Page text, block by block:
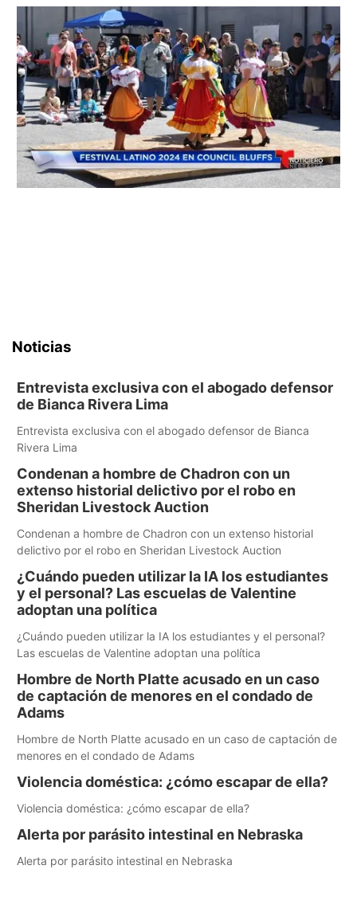
Noticias
Entrevista exclusiva con el abogado defensor
de Bianca Rivera Lima
Entrevista exclusiva con el abogado defensor de Bianca
Rivera Lima
Condenan a hombre de Chadron con un
extenso historial delictivo por el robo en
Sheridan Livestock Auction
Condenan a hombre de Chadron con un extenso historial
delictivo por el robo en Sheridan Livestock Auction
¿Cuándo pueden utilizar la IA los estudiantes
y el personal? Las escuelas de Valentine
adoptan una política
¿Cuándo pueden utilizar la IA los estudiantes y el personal?
Las escuelas de Valentine adoptan una política
Hombre de North Platte acusado en un caso
de captación de menores en el condado de
Adams
Hombre de North Platte acusado en un caso de captación de
menores en el condado de Adams
Violencia doméstica: ¿cómo escapar de ella?
Violencia doméstica: ¿cómo escapar de ella?
Alerta por parásito intestinal en Nebraska
Alerta por parásito intestinal en Nebraska